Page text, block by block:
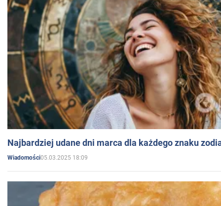
Najbardziej udane dni marca dla każdego znaku
Wiadomości05.03.2025 18:09